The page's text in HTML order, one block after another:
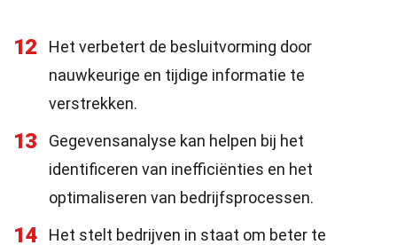
12
Het verbetert de besluitvorming door
nauwkeurige en tijdige informatie te
verstrekken.
13
Gegevensanalyse kan helpen bij het
identificeren van inefficiënties en het
optimaliseren van bedrijfsprocessen.
14
Het stelt bedrijven in staat om beter te